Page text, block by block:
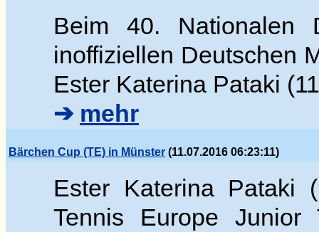
Beim 40. Nationalen
inoffiziellen Deutschen
Ester Katerina Pataki
➔ mehr
Bärchen Cup (TE) in Münster (11.07.2016 06:23:11)
Ester Katerina Pataki
Tennis Europe Junior